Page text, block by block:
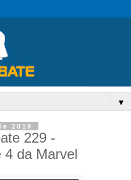
▼
2019
229 -
4 da Marvel